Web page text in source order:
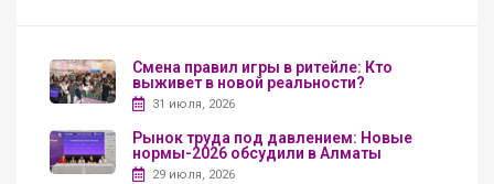
Смена правил игры в ритейле: Кто
выживет в новой реальности?
31 июля, 2026
Рынок труда под давлением: Новые
нормы-2026 обсудили в Алматы
29 июля, 2026